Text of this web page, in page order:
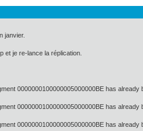
janvier.
et je re-lance la réplication.
0000000100000005000000BE has already
0000000100000005000000BE has already
0000000100000005000000BE has already